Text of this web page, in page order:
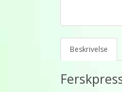
Beskrivelse